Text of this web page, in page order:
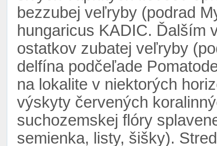
bezzubej veľryby (podrad
hungaricus KADIC. Ďalším
ostatkov zubatej veľryby
delfína podčeľade
na lokalite v niektorých
výskyty červených
suchozemskej flóry
semienka, listy, šišky).